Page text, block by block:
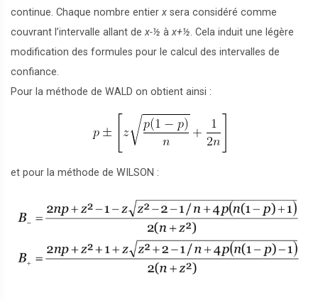
continue. Chaque nombre entier x sera considéré comme
couvrant l’intervalle allant de x-½ à x+½. Cela induit une légère
modification des formules pour le calcul des intervalles de
confiance.
Pour la méthode de WALD on obtient ainsi :
et pour la méthode de WILSON :